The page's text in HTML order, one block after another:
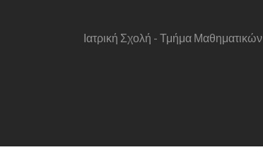
Ιατρική Σχολή - Τμήμα Μαθηματικών